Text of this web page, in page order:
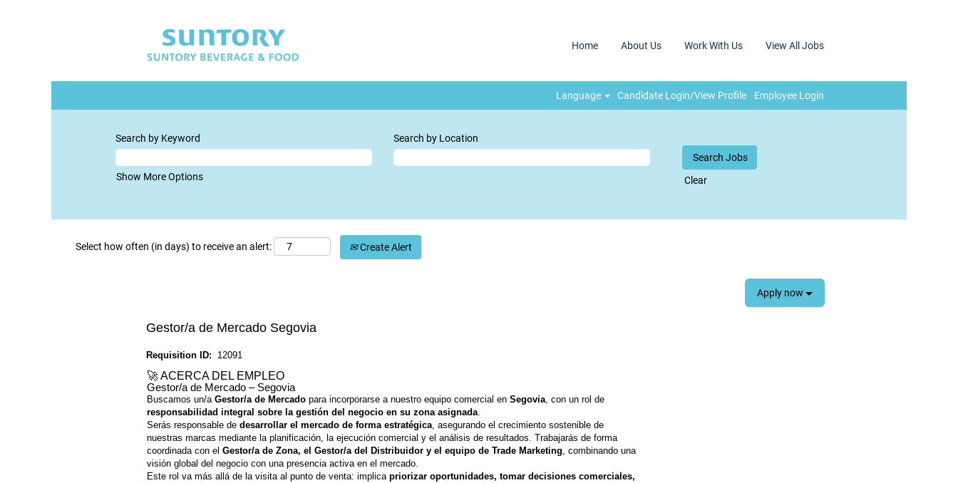
Home About Us Work With Us View All Jobs
Language Candidate Login/View Profile Employee Login
Search by Keyword Search by Location
Show More Options Clear
Select how often (in days) to receive an alert: Create Alert
Apply now
Gestor/a de Mercado Segovia
Requisition ID: 12091
🚀 ACERCA DEL EMPLEO
Gestor/a de Mercado – Segovia
Buscamos un/a Gestor/a de Mercado para incorporarse a nuestro equipo comercial en Segovia, con un rol de
responsabilidad integral sobre la gestión del negocio en su zona asignada.
Serás responsable de desarrollar el mercado de forma estratégica, asegurando el crecimiento sostenible de
nuestras marcas mediante la planificación, la ejecución comercial y el análisis de resultados. Trabajarás de forma
coordinada con el Gestor/a de Zona, el Gestor/a del Distribuidor y el equipo de Trade Marketing, combinando una
visión global del negocio con una presencia activa en el mercado.
Este rol va más allá de la visita al punto de venta: implica priorizar oportunidades, tomar decisiones comerciales,